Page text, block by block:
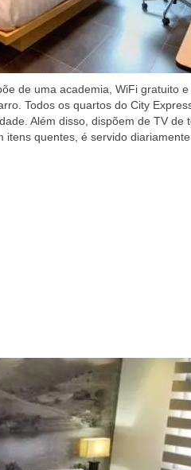
de uma academia, WiFi gratuito e
Todos os quartos do City
Além disso, dispõem de TV de
itens quentes, é servido diariamente